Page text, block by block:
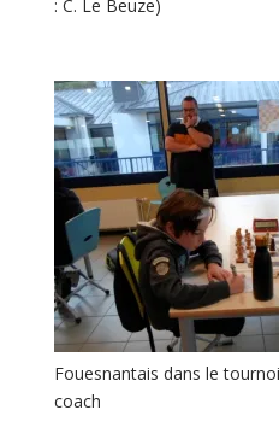
: C. Le Beuze)
Fouesnantais dans le
coach